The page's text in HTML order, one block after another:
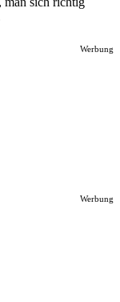
Werbung
Werbung